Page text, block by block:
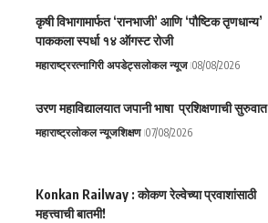
कृषी विभागामार्फत ‘रानभाजी’ आणि ‘पौष्टिक तृणधान्य’
पाककला स्पर्धा १४ ऑगस्ट रोजी
महाराष्ट्ररत्नागिरी अपडेट्सलोकल न्यूज 08/08/2026
उरण महाविद्यालयात जपानी भाषा प्रशिक्षणाची सुरुवात
महाराष्ट्रलोकल न्यूजशिक्षण 07/08/2026
Konkan Railway : कोकण रेल्वेच्या प्रवाशांसाठी
महत्त्वाची बातमी!